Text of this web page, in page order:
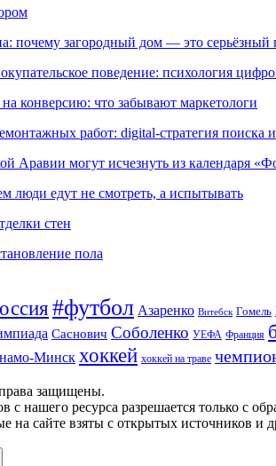
почему загородный дом — это серьёзный
поведение: психология
конверсию: что забывают маркетологи
работ: digital-стратегия поиска
Аравии могут исчезнуть из календаря
люди едут не смотреть, а испытывать
стен
пола
#футбол Азаренко Витебск Гомель
Саснович Соболенко УЕФА Франция
Минск хоккей хоккей на траве
защищены.
нашего ресурса разрешается только с
на сайте взяты с открытых источников и